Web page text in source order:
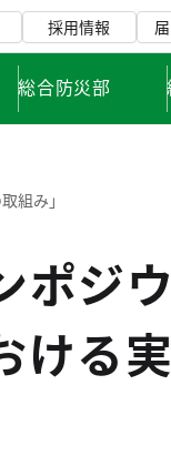
採用情報
総合防災部
組み」
ポジ
ける